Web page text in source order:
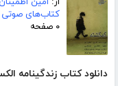
کتاب‌های صوتی
۰ صفحه
دانلود کتاب زندگینامه